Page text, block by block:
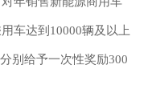
车达到10000辆及以上
别给予一次性奖励300